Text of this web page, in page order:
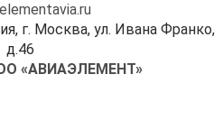
г. Москва, ул. Ивана Франко,
д.46
«АВИАЭЛЕМЕНТ»